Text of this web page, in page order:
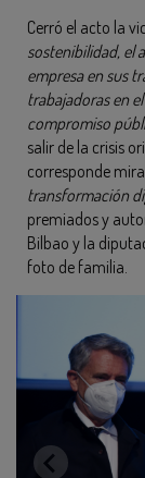
Cerró el acto la
sostenibilidad, el
empresa en sus
trabajadoras en
compromiso
salir de la crisis
corresponde
transformación
premiados y
Bilbao y la
foto de familia.